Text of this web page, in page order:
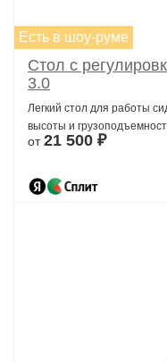
Есть в шоу-руме
Стол с
3.0
Легкий стол для работы
высоты и
от21 500 ₽